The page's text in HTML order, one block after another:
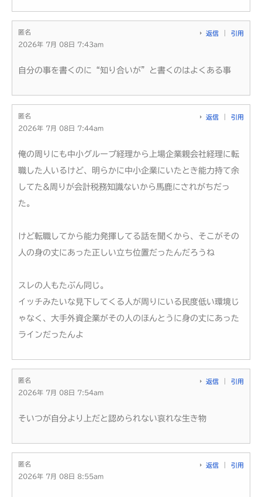
匿名
2026年 7月 08日 7:43am
返信 引用
自分の事を書くのに“知り合いが”と書くのはよくある事
匿名
2026年 7月 08日 7:44am
返信 引用
俺の周りにも中小グループ経理から上場企業親会社経理に転
職した人いるけど、明らかに中小企業にいたとき能力持て余
してた&周りが会計税務知識ないから馬鹿にされがちだっ
た。
けど転職してから能力発揮してる話を聞くから、そこがその
人の身の丈にあった正しい立ち位置だったんだろうね
スレの人もたぶん同じ。
イッチみたいな見下してくる人が周りにいる民度低い環境じ
ゃなく、大手外資企業がその人のほんとうに身の丈にあった
ラインだったんよ
匿名
2026年 7月 08日 7:54am
返信 引用
そいつが自分より上だと認められない哀れな生き物
匿名
2026年 7月 08日 8:55am
返信 引用